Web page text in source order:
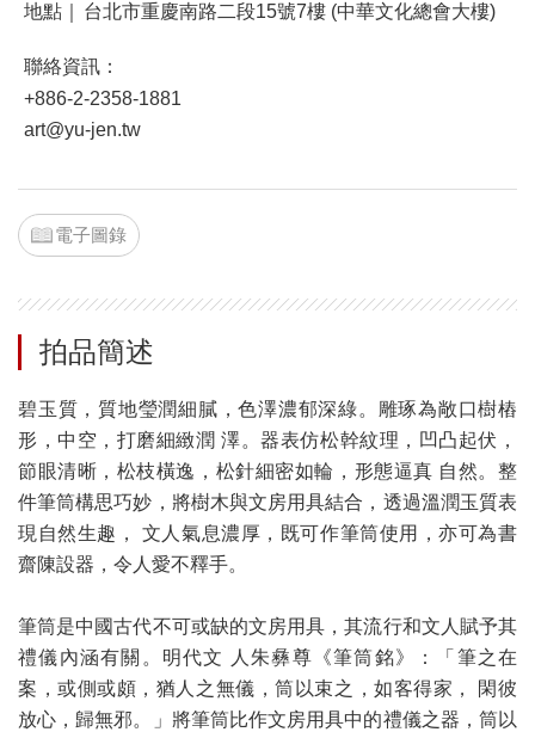
地點｜
台北市重慶南路二段15號7樓 (中華文化總會大樓)
聯絡資訊：
+886-2-2358-1881
art@yu-jen.tw
電子圖錄
拍品簡述
碧玉質，質地瑩潤細膩，色澤濃郁深綠。雕琢為敞口樹樁
形，中空，打磨細緻潤 澤。器表仿松幹紋理，凹凸起伏，
節眼清晰，松枝橫逸，松針細密如輪，形態逼真 自然。整
件筆筒構思巧妙，將樹木與文房用具結合，透過溫潤玉質表
現自然生趣， 文人氣息濃厚，既可作筆筒使用，亦可為書
齋陳設器，令人愛不釋手。
筆筒是中國古代不可或缺的文房用具，其流行和文人賦予其
禮儀內涵有關。明代文 人朱彝尊《筆筒銘》：「筆之在
案，或側或頗，猶人之無儀，筒以束之，如客得家， 閑彼
放心，歸無邪。」將筆筒比作文房用具中的禮儀之器，筒以